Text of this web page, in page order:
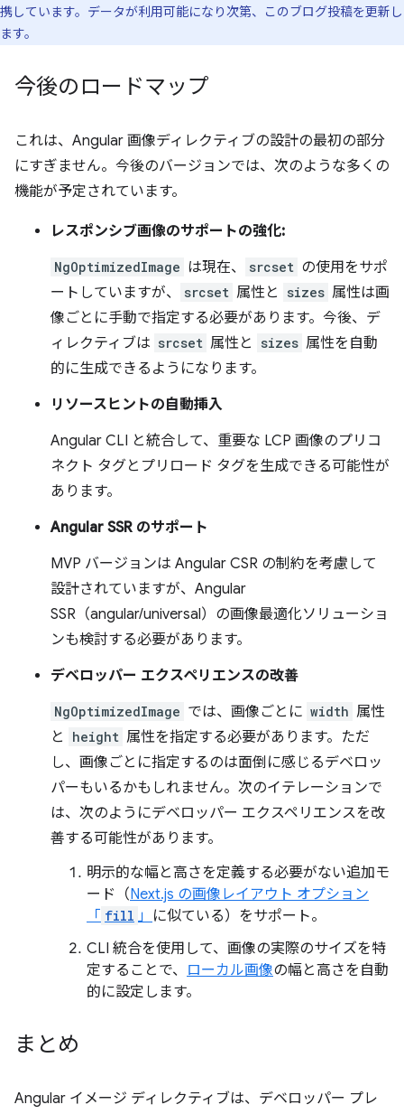
携しています。データが利用可能になり次第、このブログ投稿を更新し
ます。
今後のロードマップ
これは、Angular 画像ディレクティブの設計の最初の部分
にすぎません。今後のバージョンでは、次のような多くの
機能が予定されています。
レスポンシブ画像のサポートの強化:
NgOptimizedImage は現在、 srcset の使用をサポ
ートしていますが、
srcset 属性と sizes 属性は画
像ごとに手動で指定する必要があります。今後、デ
ィレクティブは srcset 属性と sizes 属性を自動
的に生成できるようになります。
リソースヒントの自動挿入
Angular CLI と統合して、重要な LCP 画像のプリコ
ネクト タグとプリロード タグを生成できる可能性が
あります。
Angular SSR のサポート
MVP バージョンは Angular CSR の制約を考慮して
設計されていますが、Angular
SSR（angular/universal）の画像最適化ソリューショ
ンも検討する必要があります。
デベロッパー エクスペリエンスの改善
NgOptimizedImage では、画像ごとに width 属性
と
height 属性を指定する必要があります。ただ
し、画像ごとに指定するのは面倒に感じるデベロッ
パーもいるかもしれません。次のイテレーションで
は、次のようにデベロッパー エクスペリエンスを改
善する可能性があります。
明示的な幅と高さを定義する必要がない追加モ
ード（Next.js の画像レイアウト オプション
「 fill 」 に似ている）をサポート。
CLI 統合を使用して、画像の実際のサイズを特
定することで、 ローカル画像の幅と高さを自動
的に設定します。
まとめ
Angular イメージ ディレクティブは、デベロッパー プレ